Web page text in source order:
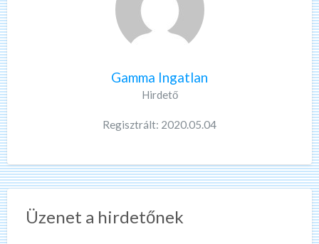
Gamma Ingatlan
Hirdető
Regisztrált: 2020.05.04
Üzenet a hirdetőnek